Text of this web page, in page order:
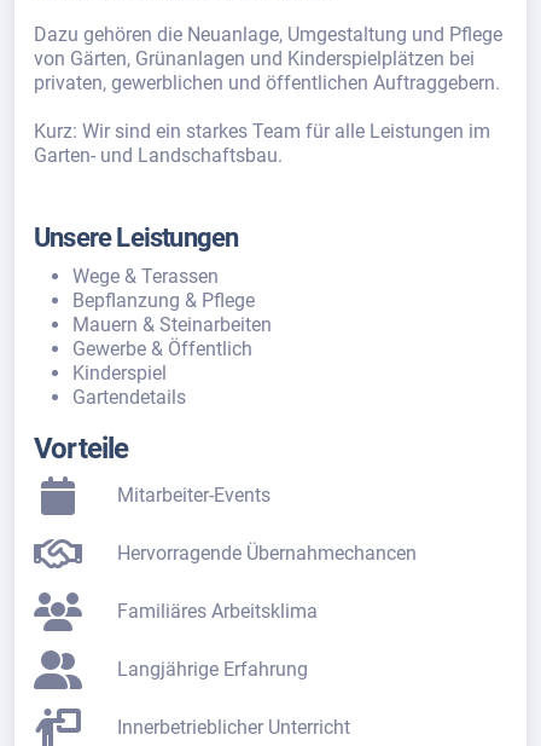
Dazu gehören die Neuanlage, Umgestaltung und Pflege
von Gärten, Grünanlagen und Kinderspielplätzen bei
privaten, gewerblichen und öffentlichen Auftraggebern.
Kurz: Wir sind ein starkes Team für alle Leistungen im
Garten- und Landschaftsbau.
Unsere Leistungen
Wege & Terassen
Bepflanzung & Pflege
Mauern & Steinarbeiten
Gewerbe & Öffentlich
Kinderspiel
Gartendetails
Vorteile
Mitarbeiter-Events
Hervorragende Übernahmechancen
Familiäres Arbeitsklima
Langjährige Erfahrung
Innerbetrieblicher Unterricht